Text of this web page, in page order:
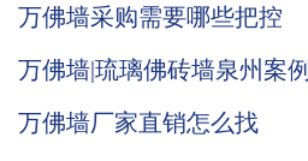
万佛墙采购需要哪些把控
万佛墙|琉璃佛砖墙泉州案例
万佛墙厂家直销怎么找